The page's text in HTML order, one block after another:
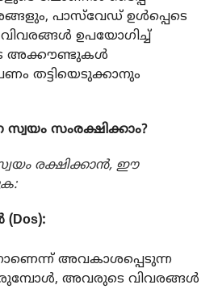
പാസ്‌വേഡ് ഉൾപ്പെടെ
ഉപയോഗിച്ച്
അക്കൗണ്ടുകൾ
തട്ടിയെടുക്കാനും
സംരക്ഷിക്കാം?
രക്ഷിക്കാൻ, ഈ
അവകാശപ്പെടുന്ന
അവരുടെ വിവരങ്ങൾ